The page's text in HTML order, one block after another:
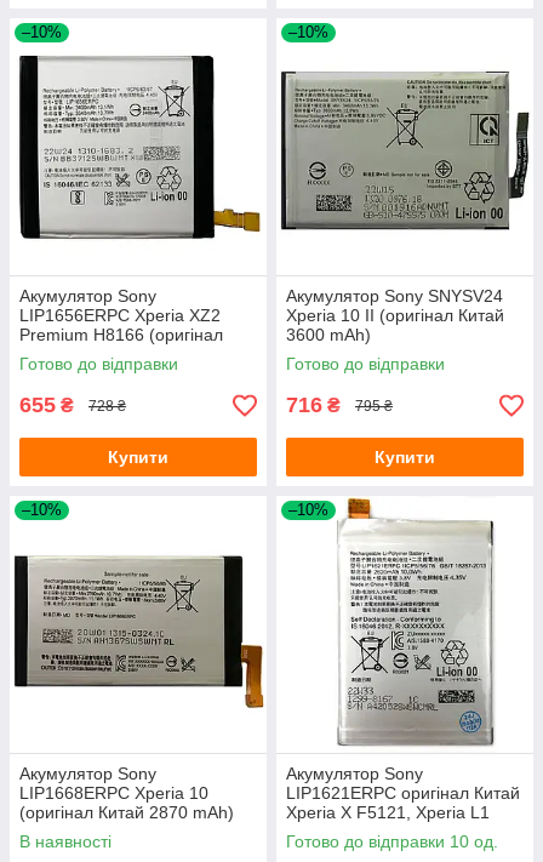
–10%
Акумулятор Sony
LIP1656ERPC Xperia XZ2
Premium H8166 (оригінал
Китай 3540 mAh)
Готово до відправки
655 ₴ 728 ₴
Купити
–10%
Акумулятор Sony SNYSV24
Xperia 10 II (оригінал Китай
3600 mAh)
Готово до відправки
716 ₴ 795 ₴
Купити
–10%
Акумулятор Sony
LIP1668ERPC Xperia 10
(оригінал Китай 2870 mAh)
В наявності
–10%
Акумулятор Sony
LIP1621ERPC оригінал Китай
Xperia X F5121, Xperia L1
G3311 G3312 G3313, 2620
mAh
Готово до відправки 10 од.